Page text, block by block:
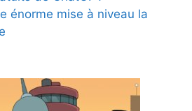
énorme mise à niveau la